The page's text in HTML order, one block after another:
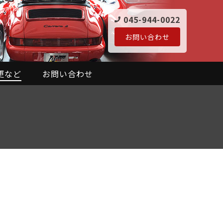
045-944-0022
お問い合わせ
など お問い合わせ